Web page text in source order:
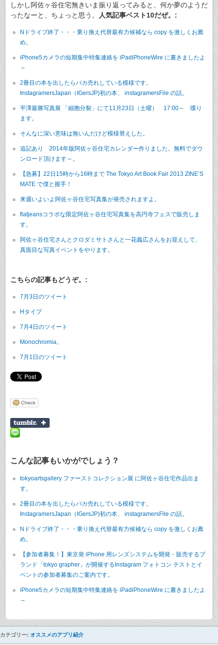
しかし阿佐ヶ谷住宅無きいま振り返ってみると、何か夢のようだ
ったなーと、ちょっと思う。
人気記事ベスト10だぜ。:
Nドライブ終了・・・乗り換え代替最有力候補なら copy を激しくお薦
め。
iPhone5カメラの短期集中特集連絡を iPadiPhoneWire に書きましたよ
～
2冊目の本を出したらバカ売れしている模様です。
InstagramersJapan（IGersJP)初の本、 instagramersFile の話。
平澤最勝写真展 「細胞分裂」にて11月23日（土曜） 17:00～ 喋り
ます。
そんなに深い意味は無いんだけど模様替えした。
追記あり 2014年版阿佐ヶ谷住宅カレンダー作りました。無料でダウ
ンロード頂けます～。
【急募】22日15時から16時まで The Tokyo Art Book Fair 2013 ZINE’S
MATE で僕と握手！
来週いよいよ阿佐ヶ谷住宅写真集が発売されますよ。
flatjeansコラボな限定阿佐ヶ谷住宅写真集を高円寺フェスで販売しま
す。
阿佐ヶ谷住宅さんとクロダミサトさんと一花義広さんをお迎えして、
真面目な写真イベントをやります。
こちらの記事もどうぞ。:
7月3日のツイート
Hタイプ
7月4日のツイート
Monochromia。
7月1日のツイート
こんな記事もいかがでしょう？
tokyoartsgallery ファーストコレクション展 に阿佐ヶ谷住宅作品出ま
す。
2冊目の本を出したらバカ売れしている模様です。
InstagramersJapan（IGersJP)初の本、 instagramersFile の話。
Nドライブ終了・・・乗り換え代替最有力候補なら copy を激しくお薦
め。
【参加者募集！】東京発 iPhone 用レンズシステムを開発・販売するブ
ランド「tokyo grapher」が開催するInstagram フォトコン テストとイ
ベントの参加者募集のご案内です。
iPhone5カメラの短期集中特集連絡を iPadiPhoneWire に書きましたよ
～
カテゴリー: オススメのアプリ紹介